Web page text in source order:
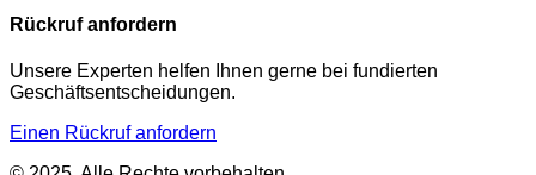
Rückruf anfordern
Unsere Experten helfen Ihnen gerne bei fundierten
Geschäftsentscheidungen.
Einen Rückruf anfordern